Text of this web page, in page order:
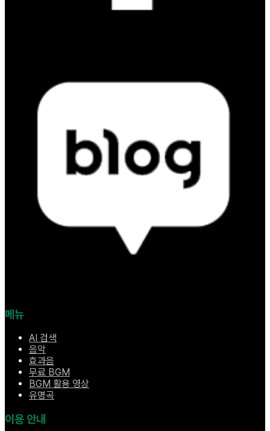
메뉴
AI 검색
음악
효과음
무료 BGM
BGM 활용 영상
유명곡
이용 안내